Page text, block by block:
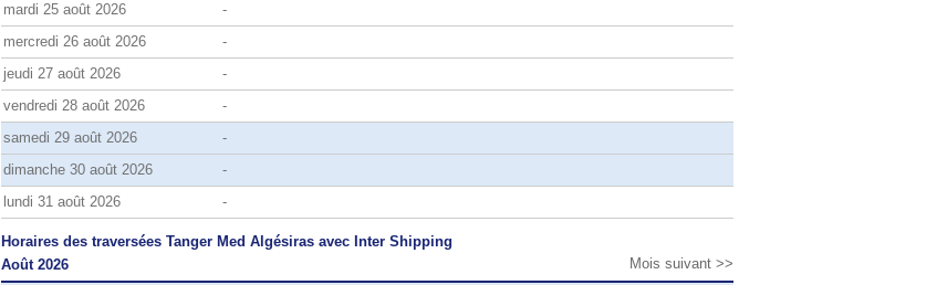
mardi 25 août 2026
-
mercredi 26 août 2026
-
jeudi 27 août 2026
-
vendredi 28 août 2026
-
samedi 29 août 2026
-
dimanche 30 août 2026
-
lundi 31 août 2026
-
Horaires des traversées Tanger Med Algésiras avec Inter Shipping
Août 2026
Mois suivant >>